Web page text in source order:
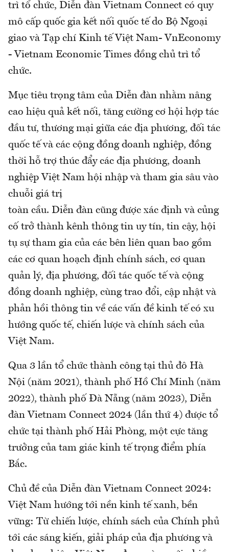
trì tổ chức, Diễn đàn Vietnam Connect có quy
mô cấp quốc gia kết nối quốc tế do Bộ Ngoại
giao và Tạp chí Kinh tế Việt Nam- VnEconomy
- Vietnam Economic Times đồng chủ trì tổ
chức.
Mục tiêu trọng tâm của Diễn đàn nhằm nâng
cao hiệu quả kết nối, tăng cường cơ hội hợp tác
đầu tư, thương mại giữa các địa phương, đối tác
quốc tế và các cộng đồng doanh nghiệp, đồng
thời hỗ trợ thúc đẩy các địa phương, doanh
nghiệp Việt Nam hội nhập và tham gia sâu vào
chuỗi giá trị
toàn cầu. Diễn đàn cũng được xác định và củng
cố trở thành kênh thông tin uy tín, tin cậy, hội
tụ sự tham gia của các bên liên quan bao gồm
các cơ quan hoạch định chính sách, cơ quan
quản lý, địa phương, đối tác quốc tế và cộng
đồng doanh nghiệp, cùng trao đổi, cập nhật và
phản hồi thông tin về các vấn đề kinh tế có xu
hướng quốc tế, chiến lược và chính sách của
Việt Nam.
Qua 3 lần tổ chức thành công tại thủ đô Hà
Nội (năm 2021), thành phố Hồ Chí Minh (năm
2022), thành phố Đà Nẵng (năm 2023), Diễn
đàn Vietnam Connect 2024 (lần thứ 4) được tổ
chức tại thành phố Hải Phòng, một cực tăng
trưởng của tam giác kinh tế trọng điểm phía
Bắc.
Chủ đề của Diễn đàn Vietnam Connect 2024:
Việt Nam hướng tới nền kinh tế xanh, bền
vững: Từ chiến lược, chính sách của Chính phủ
tới các sáng kiến, giải pháp của địa phương và